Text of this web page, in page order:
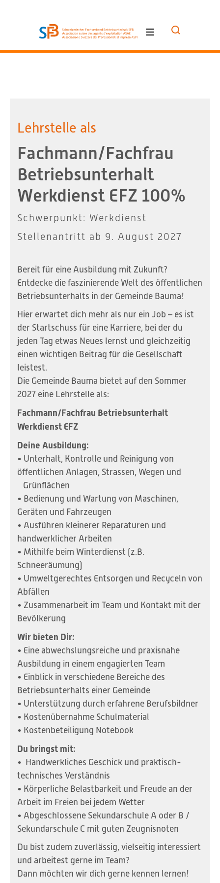
Lehrstelle als
Fachmann/Fachfrau
Betriebsunterhalt
Werkdienst EFZ 100%
Schwerpunkt: Werkdienst
Stellenantritt ab 9. August 2027
Bereit für eine Ausbildung mit Zukunft?
Entdecke die faszinierende Welt des öffentlichen
Betriebsunterhalts in der Gemeinde Bauma!
Hier erwartet dich mehr als nur ein Job – es ist
der Startschuss für eine Karriere, bei der du
jeden Tag etwas Neues lernst und gleichzeitig
einen wichtigen Beitrag für die Gesellschaft
leistest.
Die Gemeinde Bauma bietet auf den Sommer
2027 eine Lehrstelle als:
Fachmann/Fachfrau Betriebsunterhalt
Werkdienst EFZ
Deine Ausbildung:
• Unterhalt, Kontrolle und Reinigung von
öffentlichen Anlagen, Strassen, Wegen und
Grünflächen
• Bedienung und Wartung von Maschinen,
Geräten und Fahrzeugen
• Ausführen kleinerer Reparaturen und
handwerklicher Arbeiten
• Mithilfe beim Winterdienst (z.B.
Schneeräumung)
• Umweltgerechtes Entsorgen und Recyceln von
Abfällen
• Zusammenarbeit im Team und Kontakt mit der
Bevölkerung
Wir bieten Dir:
• Eine abwechslungsreiche und praxisnahe
Ausbildung in einem engagierten Team
• Einblick in verschiedene Bereiche des
Betriebsunterhalts einer Gemeinde
• Unterstützung durch erfahrene Berufsbildner
• Kostenübernahme Schulmaterial
• Kostenbeteiligung Notebook
Du bringst mit:
• Handwerkliches Geschick und praktisch-
technisches Verständnis
• Körperliche Belastbarkeit und Freude an der
Arbeit im Freien bei jedem Wetter
• Abgeschlossene Sekundarschule A oder B /
Sekundarschule C mit guten Zeugnisnoten
Du bist zudem zuverlässig, vielseitig interessiert
und arbeitest gerne im Team?
Dann möchten wir dich gerne kennen lernen!